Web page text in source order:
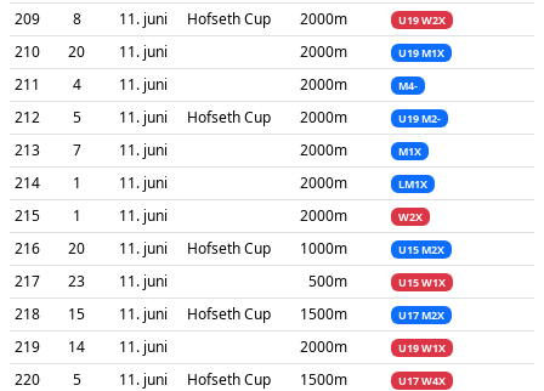
209 8 11. juni Hofseth Cup 2000m U19 W2X
210 20 11. juni 2000m U19 M1X
211 4 11. juni 2000m M4-
212 5 11. juni Hofseth Cup 2000m U19 M2-
213 7 11. juni 2000m M1X
214 1 11. juni 2000m LM1X
215 1 11. juni 2000m W2X
216 20 11. juni Hofseth Cup 1000m U15 M2X
217 23 11. juni 500m U15 W1X
218 15 11. juni Hofseth Cup 1500m U17 M2X
219 14 11. juni 2000m U19 W1X
220 5 11. juni Hofseth Cup 1500m U17 W4X